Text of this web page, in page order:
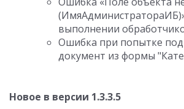
выполнении
Ошибка при попытке
документ из формы
Новое в версии 1.3.3.5